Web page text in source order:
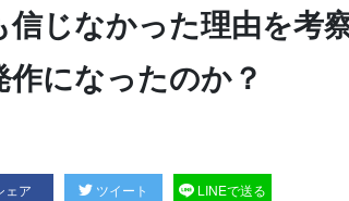
信じなかった理由を考
作になったのか？
ェア ツイート LINEで送る